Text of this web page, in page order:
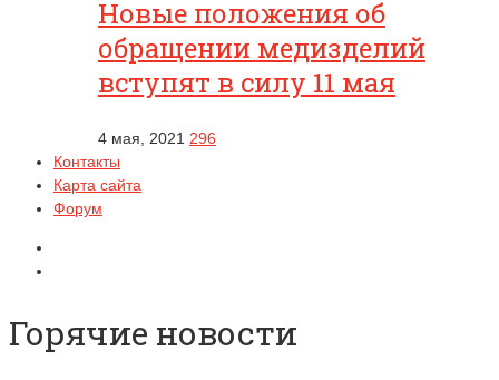
Новые положения об
обращении медизделий
вступят в силу 11 мая
4 мая, 2021 296
Контакты
Карта сайта
Форум
Горячие новости